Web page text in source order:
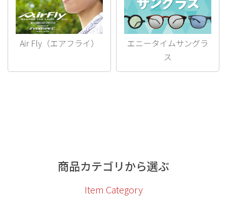
Air Fly（エアフライ）
エニータイムサングラ
ス
商品カテゴリから選ぶ
Item Category